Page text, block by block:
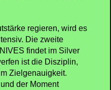
regieren, wird es
Die zweite
findet im Silver
ist die Disziplin,
Zielgenauigkeit.
der Moment